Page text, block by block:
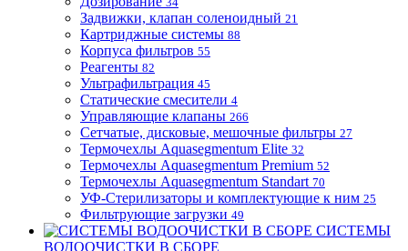
Задвижки, клапан соленоидный 21
Картриджные системы 88
Корпуса фильтров 55
Реагенты 82
Ультрафильтрация 45
Статические смесители 4
Управляющие клапаны 266
Сетчатые, дисковые, мешочные фильтры 27
Термочехлы Aquasegmentum Elite 32
Термочехлы Aquasegmentum Premium 52
Термочехлы Aquasegmentum Standart 70
УФ-Стерилизаторы и комплектующие к ним 25
Фильтрующие загрузки 49
СИСТЕМЫ
ВОДООЧИСТКИ В СБОРЕ